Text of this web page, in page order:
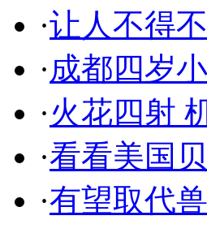
·让人不得
·成都四岁
·火花四射
·看看美国
·有望取代